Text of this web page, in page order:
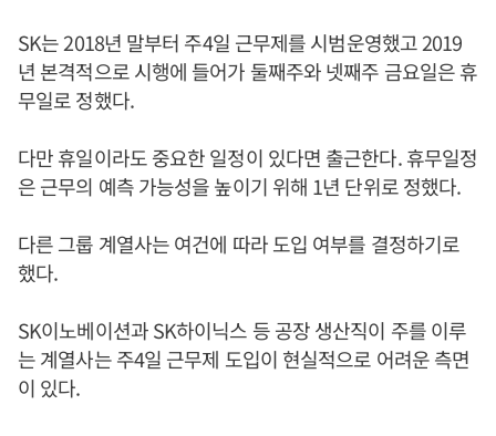
SK는 2018년 말부터 주4일 근무제를 시범운영했고 2019
년 본격적으로 시행에 들어가 둘째주와 넷째주 금요일은 휴
무일로 정했다.
다만 휴일이라도 중요한 일정이 있다면 출근한다. 휴무일정
은 근무의 예측 가능성을 높이기 위해 1년 단위로 정했다.
다른 그룹 계열사는 여건에 따라 도입 여부를 결정하기로
했다.
SK이노베이션과 SK하이닉스 등 공장 생산직이 주를 이루
는 계열사는 주4일 근무제 도입이 현실적으로 어려운 측면
이 있다.